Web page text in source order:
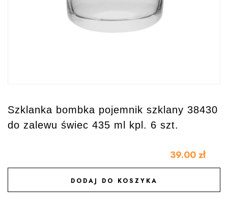
Szklanka bombka pojemnik szklany 38430
do zalewu świec 435 ml kpl. 6 szt.
39.00 zł
DODAJ DO KOSZYKA
DODAJ DO ULUBIONYCH